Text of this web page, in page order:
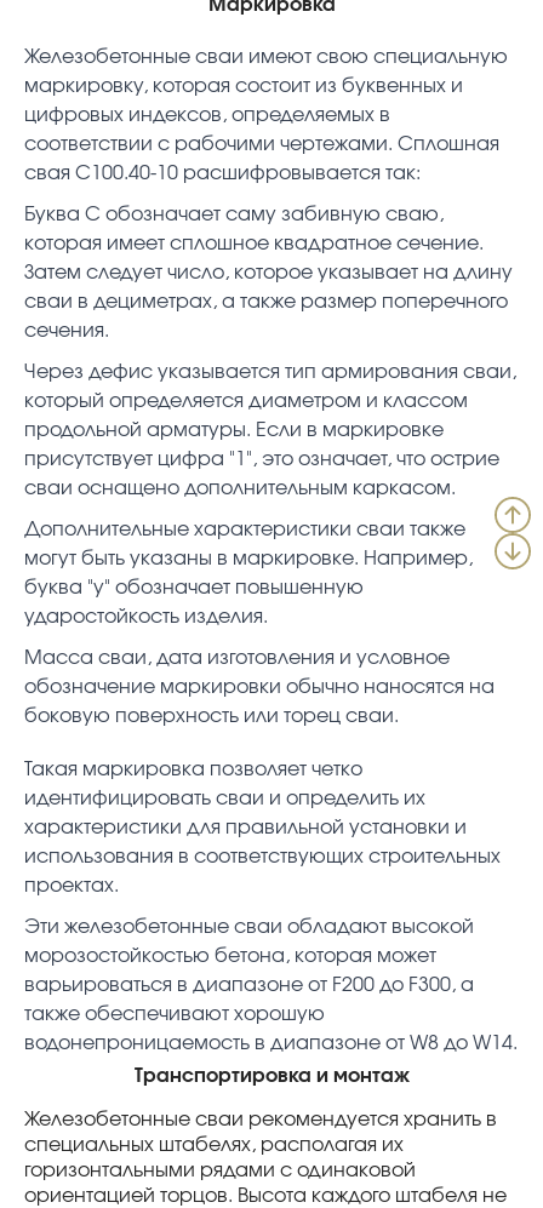
Маркировка
Железобетонные сваи имеют свою специальную
маркировку, которая состоит из буквенных и
цифровых индексов, определяемых в
соответствии с рабочими чертежами. Сплошная
свая С100.40-10 расшифровывается так:
Буква С обозначает саму забивную сваю,
которая имеет сплошное квадратное сечение.
Затем следует число, которое указывает на длину
сваи в дециметрах, а также размер поперечного
сечения.
Через дефис указывается тип армирования сваи,
который определяется диаметром и классом
продольной арматуры. Если в маркировке
присутствует цифра "1", это означает, что острие
сваи оснащено дополнительным каркасом.
Дополнительные характеристики сваи также
могут быть указаны в маркировке. Например,
буква "у" обозначает повышенную
ударостойкость изделия.
Масса сваи, дата изготовления и условное
обозначение маркировки обычно наносятся на
боковую поверхность или торец сваи.
Такая маркировка позволяет четко
идентифицировать сваи и определить их
характеристики для правильной установки и
использования в соответствующих строительных
проектах.
Эти железобетонные сваи обладают высокой
морозостойкостью бетона, которая может
варьироваться в диапазоне от F200 до F300, а
также обеспечивают хорошую
водонепроницаемость в диапазоне от W8 до W14.
Транспортировка и монтаж
Железобетонные сваи рекомендуется хранить в
специальных штабелях, располагая их
горизонтальными рядами с одинаковой
ориентацией торцов. Высота каждого штабеля не